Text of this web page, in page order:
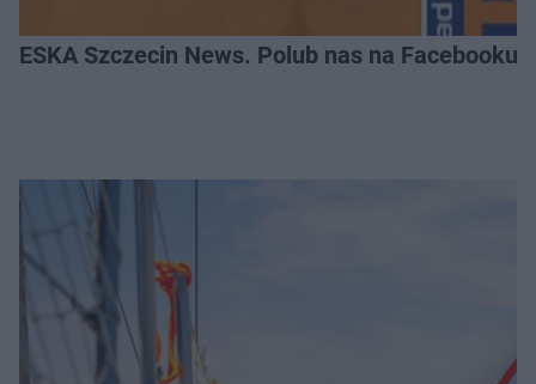
ESKA Szczecin News. Polub nas na Facebooku!